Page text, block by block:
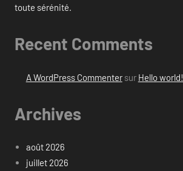
toute sérénité.
Recent Comments
A WordPress Commentersur Hello world!
Archives
août 2026
juillet 2026